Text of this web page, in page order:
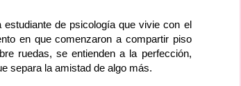
de psicología que vivie con el
en que comenzaron a compartir piso
ruedas, se entienden a la perfección,
separa la amistad de algo más.